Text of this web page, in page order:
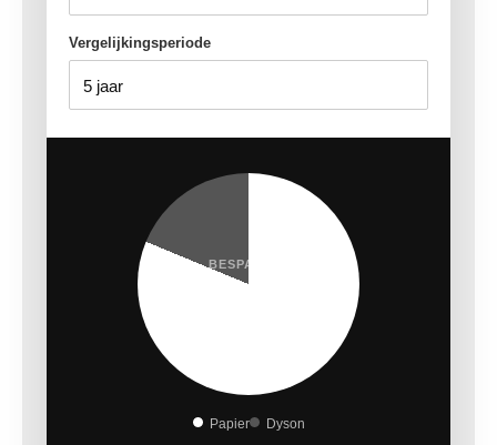
Vergelijkingsperiode
BESPARING
77%
Papier Dyson